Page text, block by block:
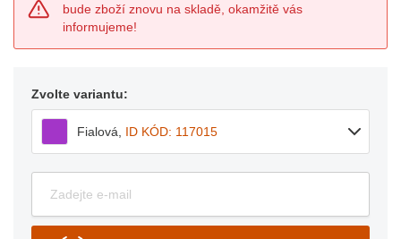
bude zboží znovu na skladě, okamžitě vás
informujeme!
Zvolte variantu:
Fialová, ID KÓD: 117015